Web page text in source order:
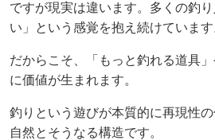
ですが現実は違います。多くの釣
い」という感覚を抱え続けています
だからこそ、「もっと釣れる道具」
に価値が生まれます。
釣りという遊びが本質的に再現性の
自然とそうなる構造です。